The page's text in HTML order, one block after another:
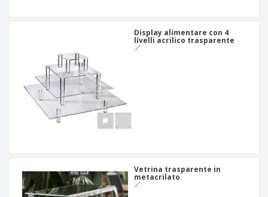
Display alimentare con 4
livelli acrilico trasparente
Vetrina trasparente in
metacrilato